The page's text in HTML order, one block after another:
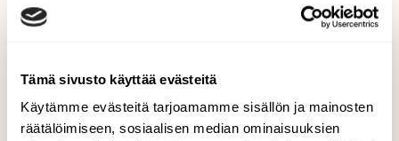
Tämä sivusto käyttää evästeitä
Käytämme evästeitä tarjoamamme sisällön ja mainosten
räätälöimiseen, sosiaalisen median ominaisuuksien